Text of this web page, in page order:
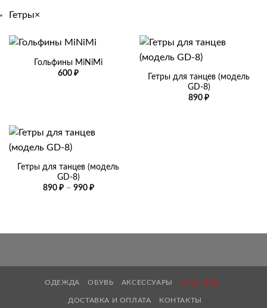
Гетры×
Гольфины MiNiMi
600 ₽
Гетры для танцев (модель
GD-8)
890 ₽
Гетры для танцев (модель
GD-8)
890 ₽ – 990 ₽Диапазон
ОДЕЖДА ОБУВЬ АКСЕССУАРЫ SALE -30%
ДОСТАВКА И ОПЛАТА КОНТАКТЫ